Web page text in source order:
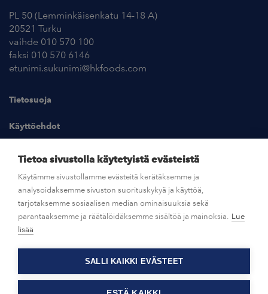
PL 50 (Lemminkäisenkatu 14-18 A)
20521 Turku
vaihde 010 570 100
faksi 010 570 6146
etunimi.sukunimi@hkfoods.com
Tietosuoja
Käyttöehdot
Kuvapankki
UUTISHUONE
OTA YHTEYTTÄ
Tietoa sivustolla käytetyistä evästeistä
Käytämme sivustollamme evästeitä kerätäksemme ja
analysoidaksemme sivuston suorituskykyä ja käyttöä,
tarjotaksemme sosiaalisen median ominaisuuksia sekä
parantaaksemme ja räätälöidäksemme sisältöä ja mainoksia. Lue
lisää
SALLI KAIKKI EVÄSTEET